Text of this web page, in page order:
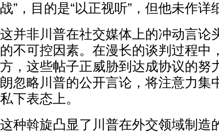
战”，目的是“以正视听”，但他未作详
这并非川普在社交媒体上的冲动言论
的不可控因素。在漫长的谈判过程中
方，这些帖子正威胁到达成协议的努
朗忽略川普的公开言论，将注意力集
私下表态上。
这种斡旋凸显了川普在外交领域制造